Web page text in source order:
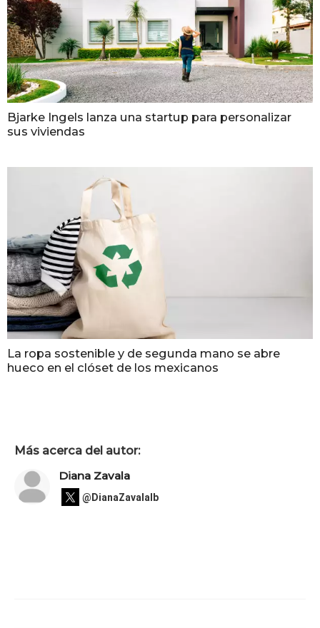
Bjarke Ingels lanza una startup para personalizar
sus viviendas
La ropa sostenible y de segunda mano se abre
hueco en el clóset de los mexicanos
Más acerca del autor:
Diana Zavala
@DianaZavalaIb